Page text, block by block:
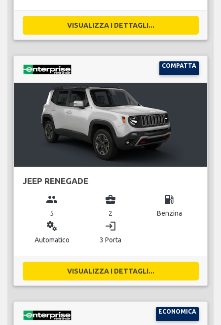
VISUALIZZA I DETTAGLI...
COMPATTA
JEEP RENEGADE
group
5
business_center
2
local_gas_station
Benzina
miscellaneous_services
Automatico
login
3 Porta
VISUALIZZA I DETTAGLI...
ECONOMICA